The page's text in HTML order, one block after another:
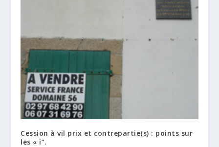
Cession à vil prix et contrepartie(s) : points sur
les « i”.